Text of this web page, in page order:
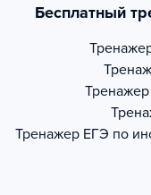
Бесплатный
Тренажер
Тренажер ЕГЭ по